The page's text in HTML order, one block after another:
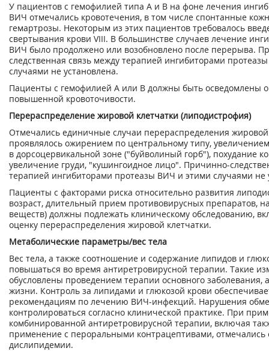
У пациентов с гемофилией типа А и В на фоне лечения
ВИЧ отмечались кровотечения, в том числе спонтанные
гемартрозы. Некоторым из этих пациентов требовалось
свертывания крови VIII. В большинстве случаев лечение
ВИЧ было продолжено или возобновлено после перерыва.
следственная связь между терапией ингибиторами
случаями не установлена.
Пациенты с гемофилией А или В должны быть осведомлены
повышенной кровоточивости.
Перераспределение жировой клетчатки (липодистрофия)
Отмечались единичные случаи перераспределения жировой
проявлялось ожирением по центральному типу,
в дорсоцервикальной зоне ("буйволиный горб"), похудание
увеличение груди, "кушингоидное лицо". Причинно-
терапией ингибиторами протеазы ВИЧ и этими случаями не
Пациенты с факторами риска относительно развития
возраст, длительный прием противовирусных препаратов,
веществ) должны подлежать клиническому обследованию,
оценку перераспределения жировой клетчатки.
Метаболические параметры/вес тела
Вес тела, а также соотношение и содержание липидов и
повышаться во время антиретровирусной терапии. Такие
обусловлены проведением терапии основного заболевания,
жизни. Контроль за липидами и глюкозой крови
рекомендациям по лечению ВИЧ-инфекций. Нарушения
контролироваться согласно клинической практике. При
комбинированной антиретровирусной терапии, включая
применение с пероральными контрацептивами, отмечались
дислипидемии.